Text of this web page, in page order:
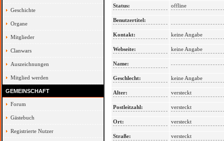
Geschichte
Organe
Mitglieder
Clanwars
Auszeichnungen
Mitglied werden
GEMEINSCHAFT
Forum
Gästebuch
Registrierte Nutzer
Status: offline
Benutzertitel:
Kontakt: keine Angabe
Webseite: keine Angabe
Name:
Geschlecht: keine Angabe
Alter: versteckt
Postleitzahl: versteckt
Ort: versteckt
Straße: versteckt